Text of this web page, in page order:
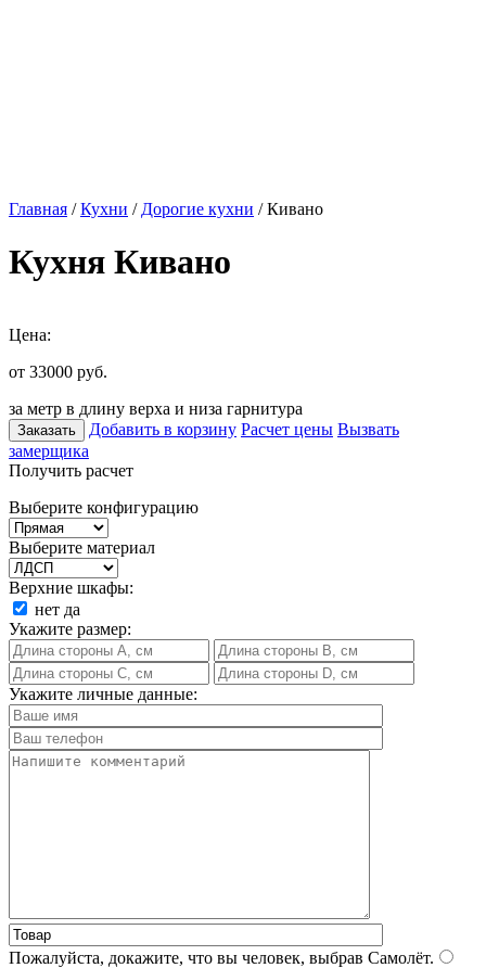
Главная /Кухни / Дорогие кухни / Кивано
Кухня Кивано
Цена:
от 33000 руб.
за метр в длину верха и низа гарнитура
Заказать Добавить в корзину Расчет цены Вызвать
замерщика
Получить расчет
Выберите конфигурацию
Выберите материал
Верхние шкафы:
нет да
Укажите размер:
Укажите личные данные:
Пожалуйста, докажите, что вы человек, выбрав Самолёт.